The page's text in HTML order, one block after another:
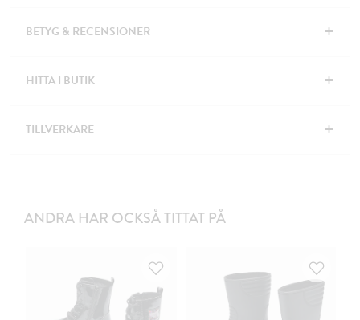
BETYG & RECENSIONER +
HITTA I BUTIK +
TILLVERKARE +
ANDRA HAR OCKSÅ TITTAT PÅ